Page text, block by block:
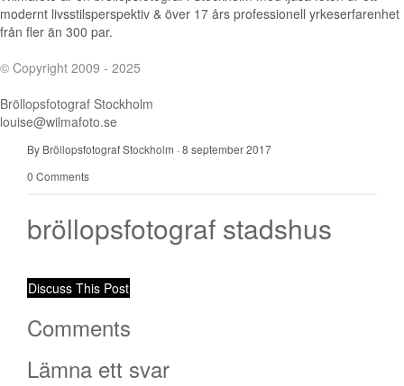
modernt livsstilsperspektiv & över 17 års professionell yrkeserfarenhet
från fler än 300 par.
© Copyright 2009 - 2025
Bröllopsfotograf Stockholm
louise@wilmafoto.se
By Bröllopsfotograf Stockholm ·8 september 2017
0 Comments
bröllopsfotograf stadshus
Discuss This Post
Comments
Lämna ett svar